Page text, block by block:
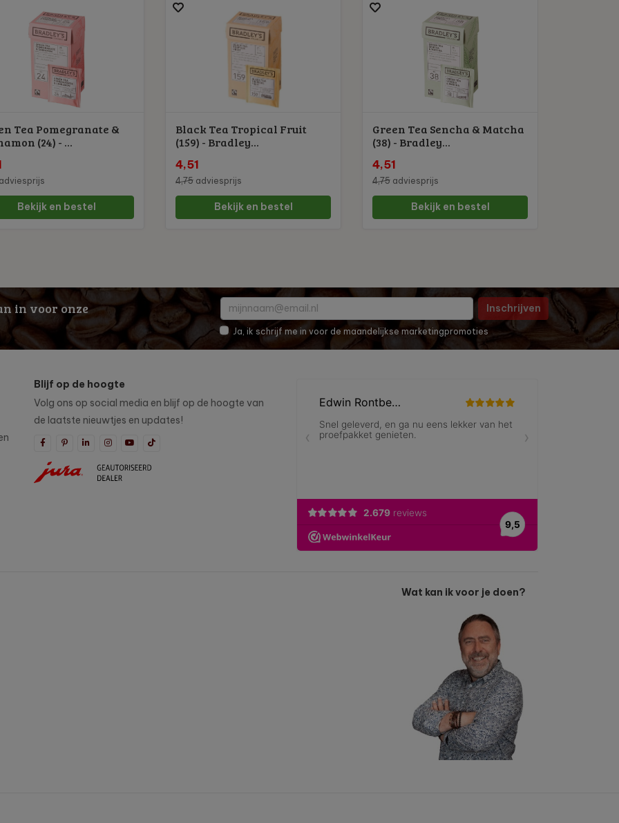
Tea Pomegranate &
(24) - ...
adviesprijs
Bekijk en bestel
Black Tea Tropical Fruit
(159) - Bradley...
4,51
4,75 adviesprijs
Bekijk en bestel
Green Tea Sencha & Matcha
(38) - Bradley...
4,51
4,75 adviesprijs
Bekijk en bestel
in voor onze
Inschrijven
Ja, ik schrijf me in voor de maandelijkse marketingpromoties
Blijf op de hoogte
Volg ons op social media en blijf op de hoogte van
de laatste nieuwtjes en updates!
Wat kan ik voor je doen?